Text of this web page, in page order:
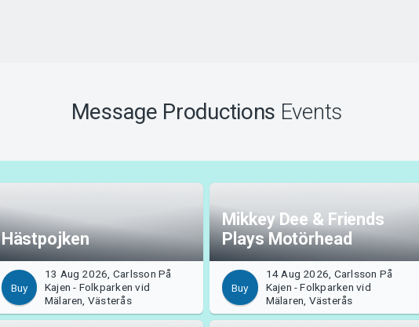
Message Productions Events
Hästpojken
Buy
13 Aug 2026, Carlsson På
Kajen - Folkparken vid
Mälaren, Västerås
Mikkey Dee & Friends
Plays Motörhead
Buy
14 Aug 2026, Carlsson På
Kajen - Folkparken vid
Mälaren, Västerås